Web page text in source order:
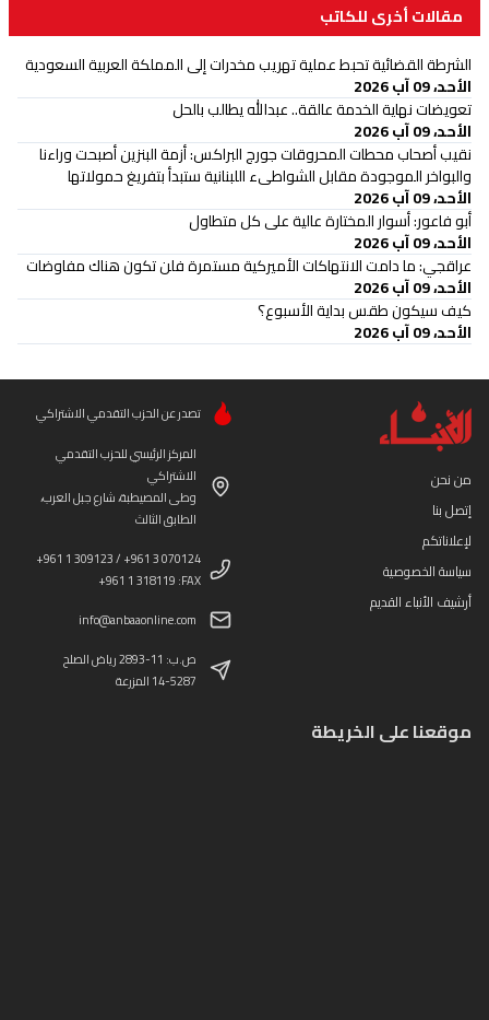
مقالات أخرى للكاتب
الشرطة القضائية تحبط عملية تهريب مخدرات إلى المملكة العربية السعودية
الأحد، 09 آب 2026
تعويضات نهاية الخدمة عالقة.. عبدالله يطالب بالحل
الأحد، 09 آب 2026
نقيب أصحاب محطات المحروقات جورج البراكس: أزمة البنزين أصبحت وراءنا
والبواخر الموجودة مقابل الشواطىء اللبنانية ستبدأ بتفريغ حمولاتها
الأحد، 09 آب 2026
أبو فاعور: أسوار المختارة عالية على كل متطاول
الأحد، 09 آب 2026
عراقجي: ما دامت الانتهاكات الأميركية مستمرة فلن تكون هناك مفاوضات
الأحد، 09 آب 2026
كيف سيكون طقس بداية الأسبوع؟
الأحد، 09 آب 2026
من نحن
إتصل بنا
لإعلاناتكم
سياسة الخصوصية
أرشيف الأنباء القديم
تصدر عن الحزب التقدمي الاشتراكي
المركز الرئيسي للحزب التقدمي
الاشتراكي
وطى المصيطبة، شارع جبل العرب،
الطابق الثالث
+961 1 309123 / +961 3 070124
+961 1 318119 :FAX
info@anbaaonline.com
ص.ب: 11-2893 رياض الصلح
14-5287 المزرعة
موقعنا على الخريطة